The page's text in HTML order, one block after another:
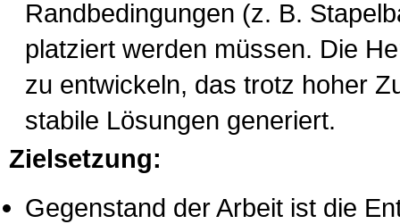
Randbedingungen (z. B.
platziert werden müssen. Die
zu entwickeln, das trotz hoher
stabile Lösungen generiert.
Zielsetzung:
Gegenstand der Arbeit ist die